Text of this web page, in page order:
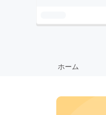
ホーム